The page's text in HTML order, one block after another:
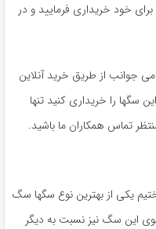
خود خریداری فرمایید و در
جوانب از طریق خرید آنلاین
سگها را خریداری کنید تنها
تماس همکاران ما باشید.
یکی از بهترین نوع سگها سگ
این سگ نیز نسبت به دیگر